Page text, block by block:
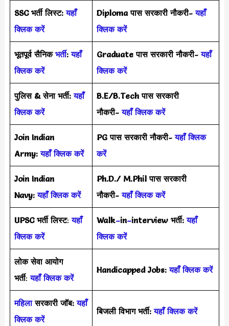
SSC भर्ती लिस्ट: यहाँ
क्लिक करें
Diploma पास सरकारी नौकरी- यहाँ
क्लिक करें
भूतपूर्व सैनिक भर्ती: यहाँ
क्लिक करें
Graduate पास सरकारी नौकरी- यहाँ
क्लिक करें
पुलिस & सेना भर्ती: यहाँ
क्लिक करें
B.E/B.Tech पास सरकारी
नौकरी- यहाँ क्लिक करें
Join Indian
Army:यहाँ क्लिक करें
PG पास सरकारी नौकरी- यहाँ क्लिक
करें
Join Indian
Navy:यहाँ क्लिक करें
Ph.D./ M.Phil पास सरकारी
नौकरी- यहाँ क्लिक करें
UPSC भर्ती लिस्ट:यहाँ
क्लिक करें
Walk–in–interview भर्ती:यहाँ
क्लिक करें
लोक सेवा आयोग
भर्ती:यहाँ क्लिक करें
Handicapped Jobs:यहाँ क्लिक करें
महिलासरकारी जॉब: यहाँ
क्लिक करें
बिजली विभाग भर्ती:यहाँ क्लिक करें